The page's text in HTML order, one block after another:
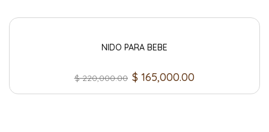
NIDO PARA BEBE
$220,000.00 $ 165,000.00